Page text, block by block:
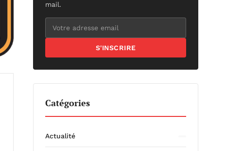
mail.
S'INSCRIRE
Catégories
Actualité